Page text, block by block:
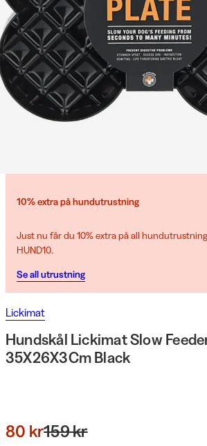
10% extra på hundutrustning
Just nu får du 10% extra på all
HUND10.
Se all utrustning
Lickimat
Hundskål Lickimat Slow
35X26X3Cm Black
80 kr159 kr